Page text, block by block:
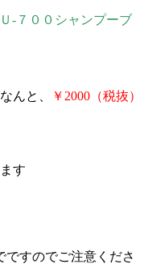
‐７００シャンプーブ
んと、
￥2000（税抜）
す
すのでご注意くださ